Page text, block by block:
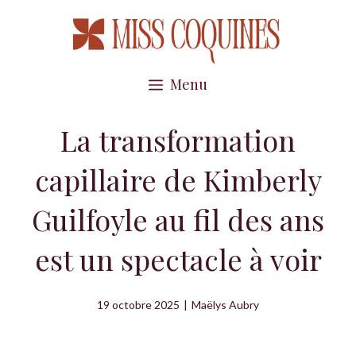
Menu
La transformation
capillaire de Kimberly
Guilfoyle au fil des ans
est un spectacle à voir
19 octobre 2025 | Maëlys Aubry